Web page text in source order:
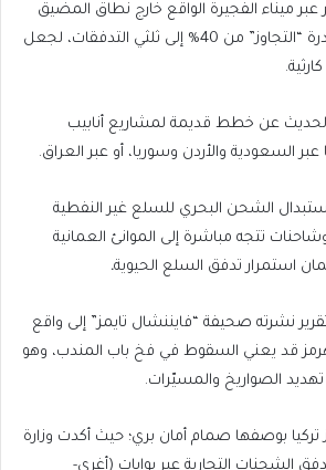
عبر ميناء الفجيرة الواقع خارج نطاق المضيق
تماما. الهدف هو رفع قدرة “التجاوز” من 40% إلى ثلثي التدفقات، لجعل
عن خطط قديمة لمشاريع أنابيب
السعودية والأردن وسوريا، أو عبر العراق.
الشحن البحري للسلع غير النفطية
تتجه مباشرة إلى الموانئ العمانية
استمرار تدفق السلع الحيوية.
نشرته صحيفة “فايننشال تايمز” إلى واقع
قد يعني السقوط في فخ باب المندب، وهو
الصواريخ والمسيّرات.
تركيا بوصفها صمام أمان بري؛ حيث أكدت وزارة
الشحنات التجارية عبر بوابات (أغري-